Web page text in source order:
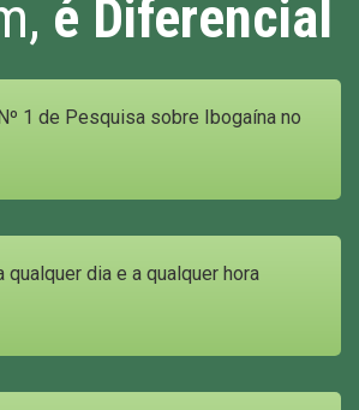
é Diferencial
1 de Pesquisa sobre Ibogaína no
qualquer dia e a qualquer hora